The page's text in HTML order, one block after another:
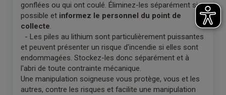
gonflées ou qui ont coulé. Éliminez-les séparément si
possible et informez le personnel du point de
collecte.
- Les piles au lithium sont particulièrement puissantes
et peuvent présenter un risque d'incendie si elles sont
endommagées. Stockez-les donc séparément et à
l'abri de toute contrainte mécanique.
Une manipulation soigneuse vous protège, vous et les
autres, contre les risques et facilite une manipulation